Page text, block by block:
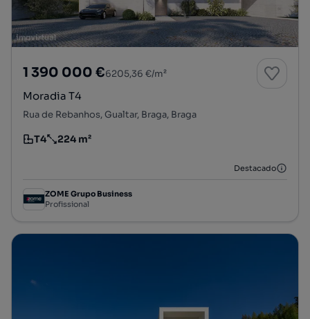
1 390 000 €6205,36 €/m²
Moradia T4
Rua de Rebanhos, Gualtar, Braga, Braga
Tipologia
T4
Preço por metro quadrado
224 m²
Destacado
ZOME Grupo Business
Profissional